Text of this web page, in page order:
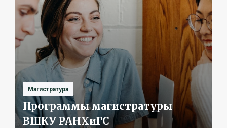
Магистратура
Программы магистратуры
ВШКУ РАНХиГС